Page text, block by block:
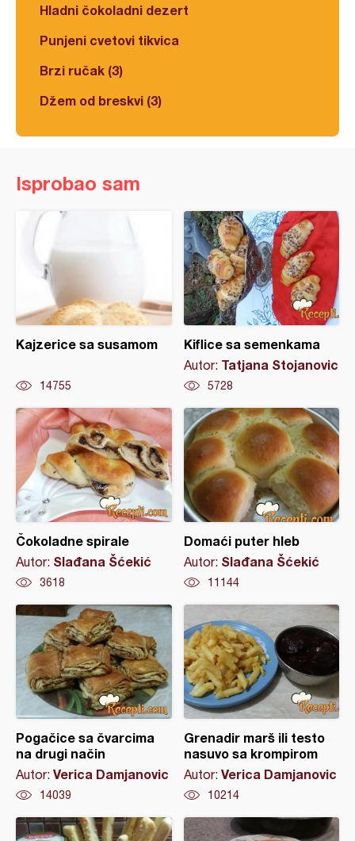
Hladni čokoladni dezert
Punjeni cvetovi tikvica
Brzi ručak (3)
Džem od breskvi (3)
Isprobao sam
Kajzerice sa susamom
14755
Kiflice sa semenkama
Autor: Tatjana Stojanovic
5728
Čokoladne spirale
Autor: Slađana Šćekić
3618
Domaći puter hleb
Autor: Slađana Šćekić
11144
Pogačice sa čvarcima
na drugi način
Autor: Verica Damjanovic
14039
Grenadir marš ili testo
nasuvo sa krompirom
Autor: Verica Damjanovic
10214